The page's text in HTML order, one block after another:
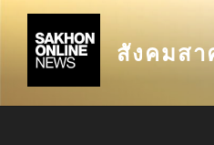
content
สังคมสา